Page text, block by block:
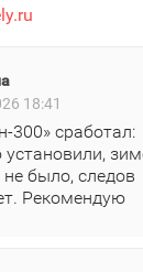
18:41
сработал:
было, следов
Рекомендую